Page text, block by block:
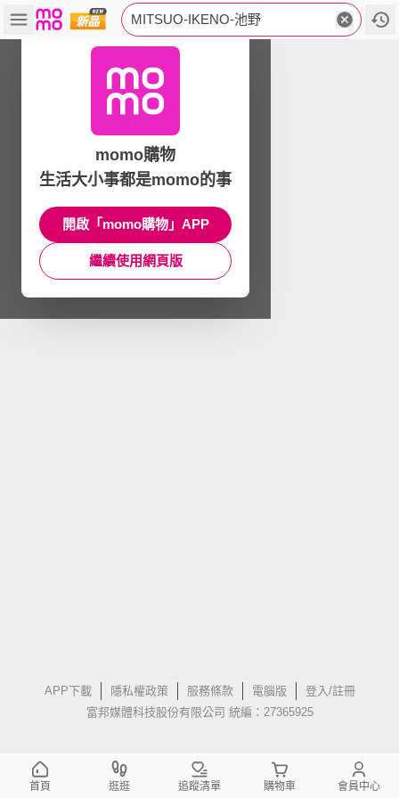
MITSUO-IKENO-池野
APP下載 隱私權政策 服務條款 電腦版
登入/註冊
富邦媒體科技股份有限公司 統編：27365925
momo購物
生活大小事都是momo的事
開啟「momo購物」APP
繼續使用網頁版
首頁 逛逛 追蹤清單 購物車 會員中心